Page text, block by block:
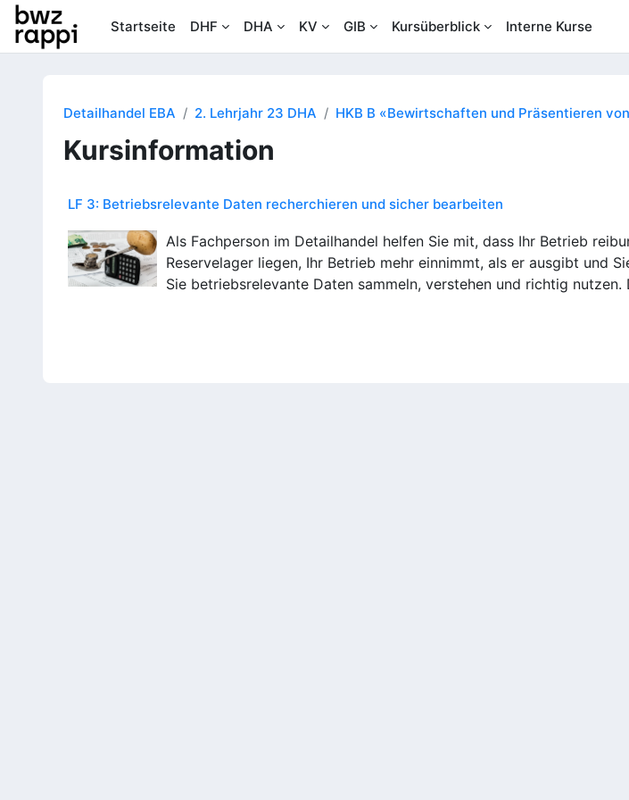
Zum Hauptinhalt
Startseite
DHF DHA KV GIB Kursüberblick Interne Kurse
Detailhandel EBA 2. Lehrjahr 23 DHA HKB B «Bewirtschaften und Präsentieren
Kursinformation
LF 3: Betriebsrelevante Daten recherchieren und sicher bearbeiten
Als Fachperson im Detailhandel helfen Sie mit, dass Ihr Betrieb
Reservelager liegen, Ihr Betrieb mehr einnimmt, als er ausgibt und
Sie betriebsrelevante Daten sammeln, verstehen und richtig